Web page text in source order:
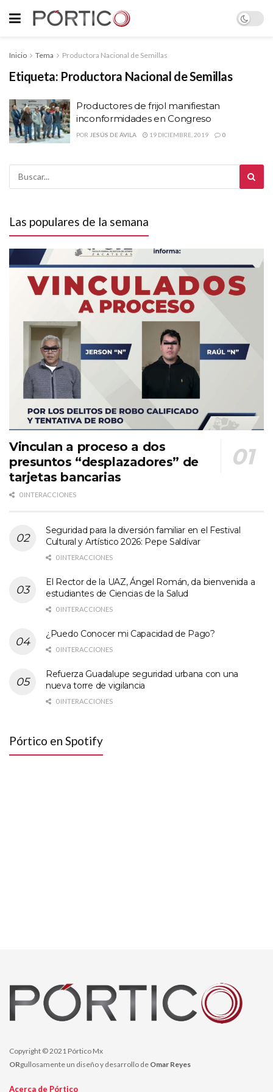
Inicio Tema Productora Nacional de Semillas
Etiqueta: Productora Nacional de Semillas
Productores de frijol manifiestan
inconformidades en Congreso
POR JESÚS DE ÁVILA 19 DICIEMBRE, 2019 0
Las populares de la semana
Vinculan a proceso a dos
presuntos “desplazadores” de
tarjetas bancarias
0 INTERACCIONES
Seguridad para la diversión familiar en el Festival
Cultural y Artístico 2026: Pepe Saldívar
0 INTERACCIONES
El Rector de la UAZ, Ángel Román, da bienvenida a
estudiantes de Ciencias de la Salud
0 INTERACCIONES
¿Puedo Conocer mi Capacidad de Pago?
0 INTERACCIONES
Refuerza Guadalupe seguridad urbana con una
nueva torre de vigilancia
0 INTERACCIONES
Pórtico en Spotify
Copyright © 2021 Pórtico Mx
ORgullosamente un diseño y desarrollo de Omar Reyes
Acerca de Pórtico